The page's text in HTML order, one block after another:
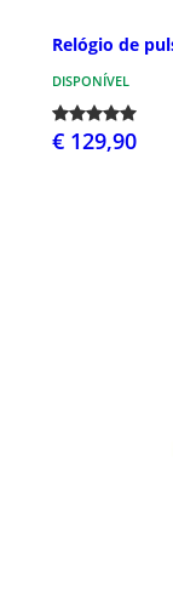
Relógio de
DISPONÍVEL
€ 129,90